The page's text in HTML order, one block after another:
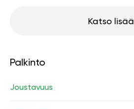
Katso lisää
Palkinto
Joustavuus